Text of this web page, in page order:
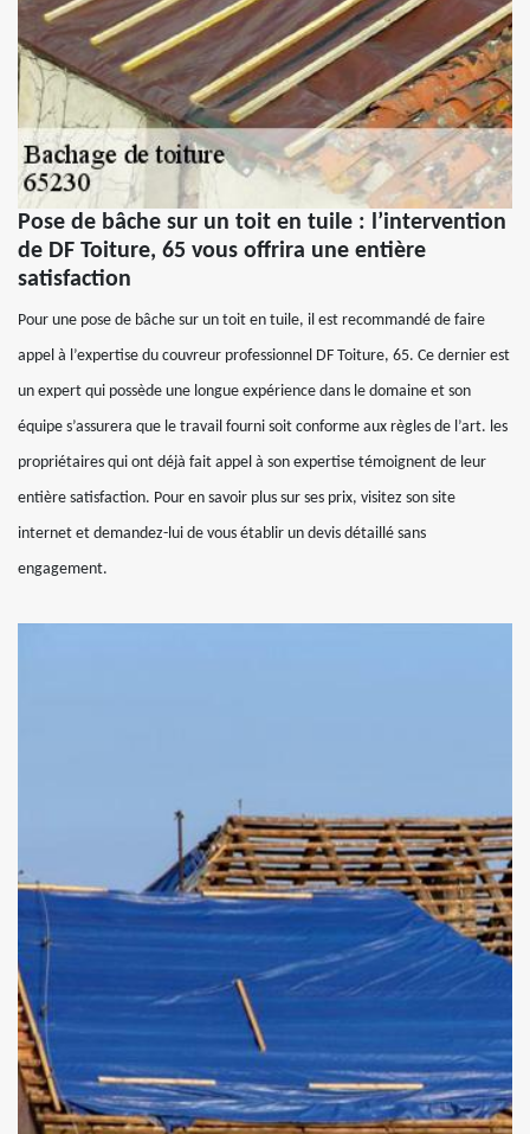
Pose de bâche sur un toit en tuile : l’intervention
de DF Toiture, 65 vous offrira une entière
satisfaction
Pour une pose de bâche sur un toit en tuile, il est recommandé de faire
appel à l’expertise du couvreur professionnel DF Toiture, 65. Ce dernier est
un expert qui possède une longue expérience dans le domaine et son
équipe s’assurera que le travail fourni soit conforme aux règles de l’art. les
propriétaires qui ont déjà fait appel à son expertise témoignent de leur
entière satisfaction. Pour en savoir plus sur ses prix, visitez son site
internet et demandez-lui de vous établir un devis détaillé sans
engagement.